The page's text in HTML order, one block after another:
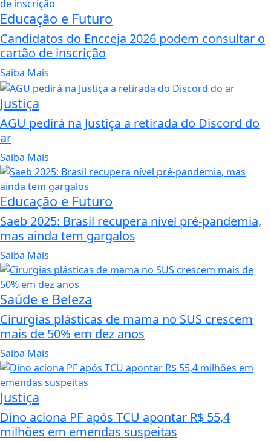
Educação e Futuro
Candidatos do Encceja 2026 podem consultar o
cartão de inscrição
Saiba Mais
Justiça
AGU pedirá na Justiça a retirada do Discord do
ar
Saiba Mais
Educação e Futuro
Saeb 2025: Brasil recupera nível pré-pandemia,
mas ainda tem gargalos
Saiba Mais
Saúde e Beleza
Cirurgias plásticas de mama no SUS crescem
mais de 50% em dez anos
Saiba Mais
Justiça
Dino aciona PF após TCU apontar R$ 55,4
milhões em emendas suspeitas